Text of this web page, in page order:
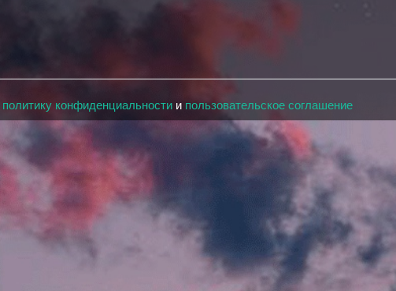
политику конфиденциальности и пользовательское соглашение